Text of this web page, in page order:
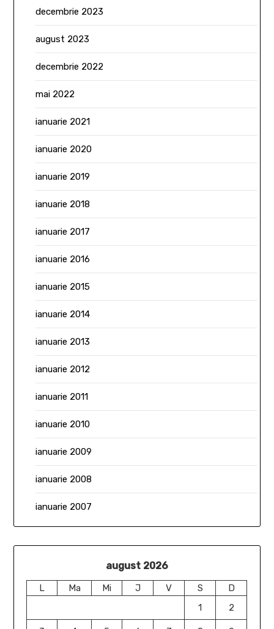
decembrie 2023
august 2023
decembrie 2022
mai 2022
ianuarie 2021
ianuarie 2020
ianuarie 2019
ianuarie 2018
ianuarie 2017
ianuarie 2016
ianuarie 2015
ianuarie 2014
ianuarie 2013
ianuarie 2012
ianuarie 2011
ianuarie 2010
ianuarie 2009
ianuarie 2008
ianuarie 2007
august 2026
L Ma Mi J V S
D
1
2